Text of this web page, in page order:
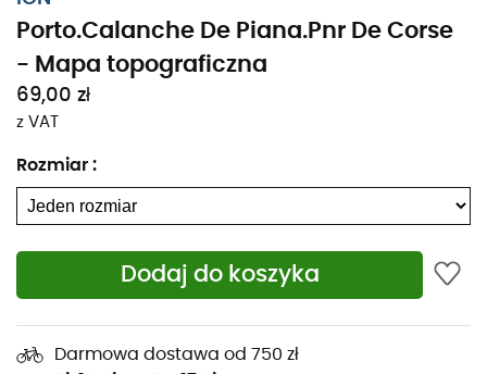
Porto.Calanche De Piana.Pnr De Corse
- Mapa topograficzna
69,00 zł
z VAT
Rozmiar :
Dodaj do koszyka
Darmowa dostawa od 750 zł
Niezależnie od tego, czy planujesz krótką trasę, czy
dłuższą eksplorację, mapa topograficzna IGN
nieocenionym wsparciem w przygotowaniu i
przeżywaniu Twojej przygody. Dzięki dużej precyzji, ta